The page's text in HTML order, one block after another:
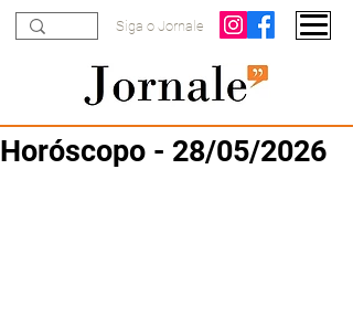
Siga o Jornale
Horóscopo - 28/05/2026